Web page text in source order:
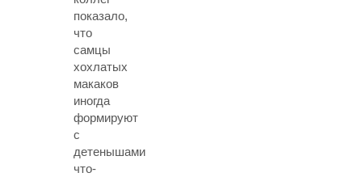
показало,
что
самцы
хохлатых
макаков
иногда
формируют
с
детенышами
что-